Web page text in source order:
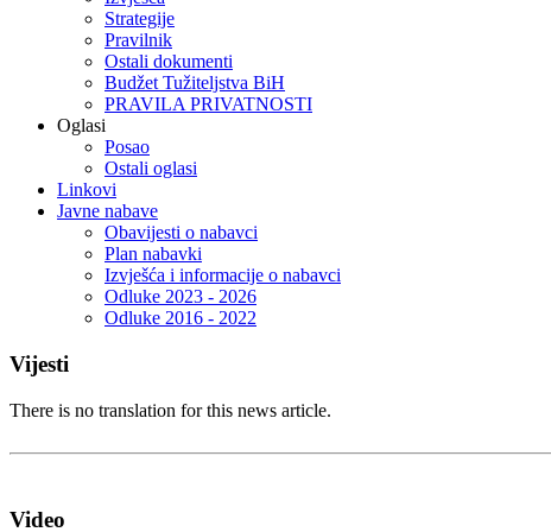
Strategije
Pravilnik
Ostali dokumenti
Budžet Tužiteljstva BiH
PRAVILA PRIVATNOSTI
Oglasi
Posao
Ostali oglasi
Linkovi
Javne nabave
Obavijesti o nabavci
Plan nabavki
Izvješća i informacije o nabavci
Odluke 2023 - 2026
Odluke 2016 - 2022
Vijesti
There is no translation for this news article.
Video